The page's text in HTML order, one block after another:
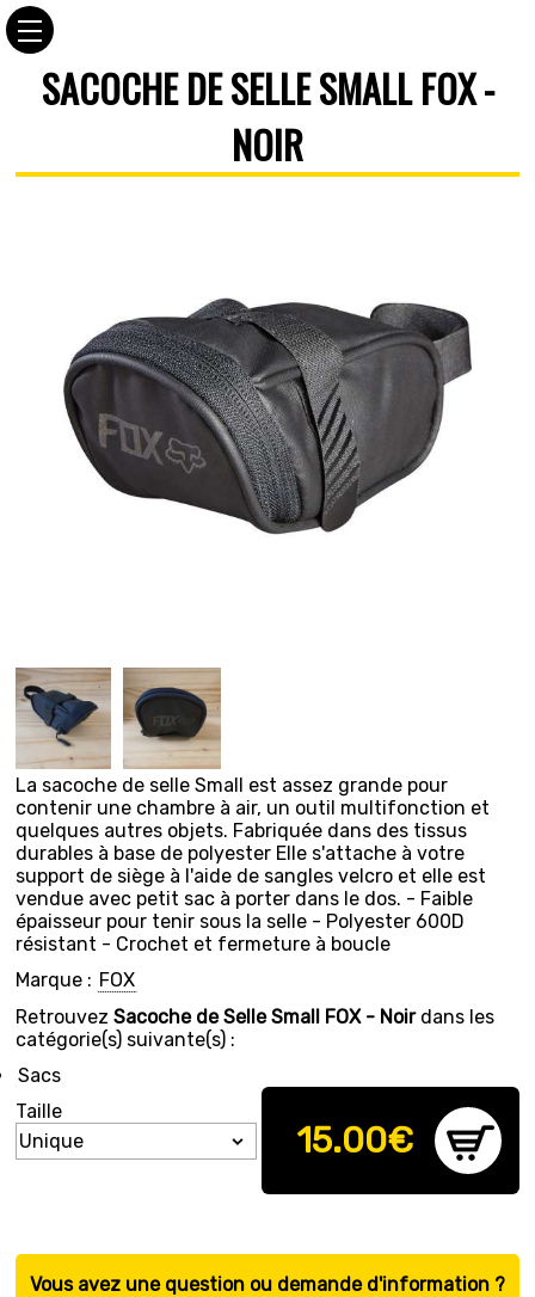
SACOCHE DE SELLE SMALL FOX -
NOIR
La sacoche de selle Small est assez grande pour
contenir une chambre à air, un outil multifonction et
quelques autres objets. Fabriquée dans des tissus
durables à base de polyester Elle s'attache à votre
support de siège à l'aide de sangles velcro et elle est
vendue avec petit sac à porter dans le dos. - Faible
épaisseur pour tenir sous la selle - Polyester 600D
résistant - Crochet et fermeture à boucle
Marque : FOX
RetrouvezSacoche de Selle Small FOX - Noirdans les
catégorie(s) suivante(s) :
Sacs
Taille
15.00€
Vous avez une question ou demande d'information ?